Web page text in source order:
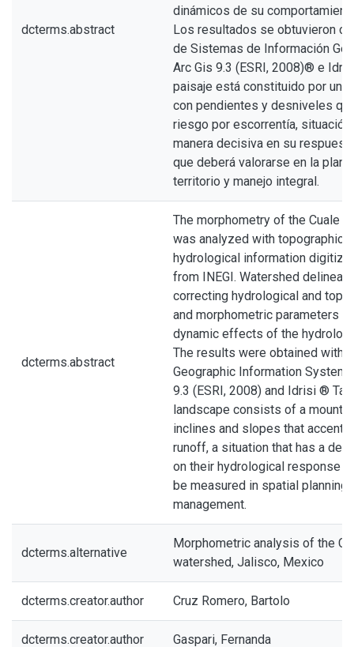
dcterms.abstract
dinámicos de su
Los resultados se obtuvieron
de Sistemas de Información
Arc Gis 9.3 (ESRI, 2008)® e
paisaje está constituido por un
con pendientes y desniveles
riesgo por escorrentía,
manera decisiva en su
que deberá valorarse en la
territorio y manejo integral.
dcterms.abstract
The morphometry of the Cuale
was analyzed with
hydrological information
from INEGI. Watershed
correcting hydrological and
and morphometric parameters
dynamic effects of the
The results were obtained with
Geographic Information
9.3 (ESRI, 2008) and Idrisi ®
landscape consists of a
inclines and slopes that
runoff, a situation that has a
on their hydrological response
be measured in spatial planning
management.
dcterms.alternative
Morphometric analysis of the
watershed, Jalisco, Mexico
dcterms.creator.author Cruz Romero, Bartolo
dcterms.creator.author Gaspari, Fernanda